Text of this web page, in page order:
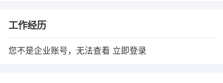
工作经历
您不是企业账号，无法查看 立即登录